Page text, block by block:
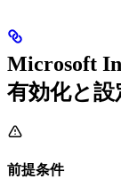
Microsoft
有効化と設
前提条件